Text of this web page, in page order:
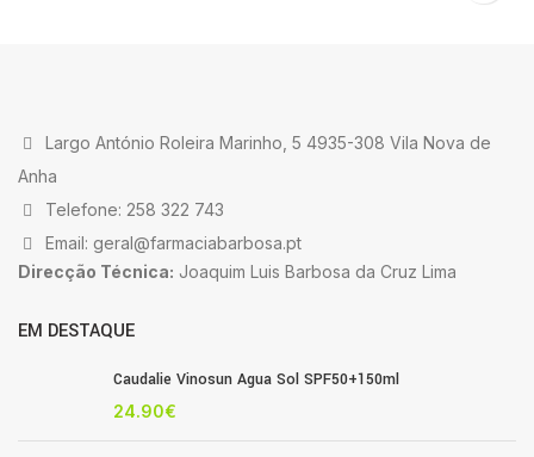
Largo António Roleira Marinho, 5 4935-308 Vila Nova de
Anha
Telefone: 258 322 743
Email: geral@farmaciabarbosa.pt
Direcção Técnica: Joaquim Luis Barbosa da Cruz Lima
EM DESTAQUE
Caudalie Vinosun Agua Sol SPF50+150ml
24.90€